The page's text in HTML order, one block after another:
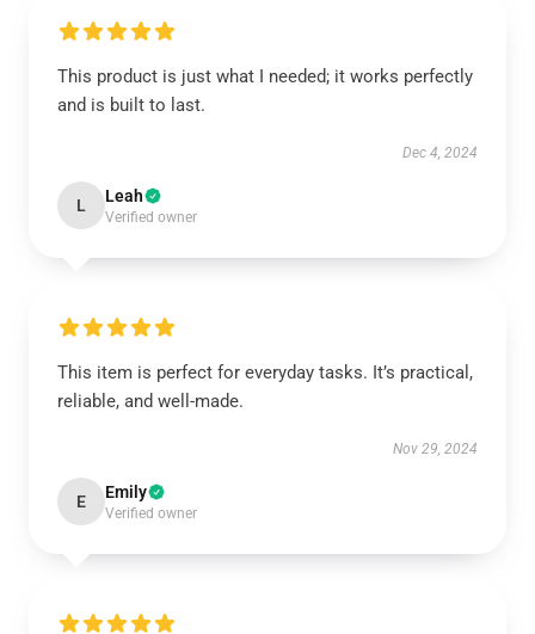
This product is just what I needed; it works perfectly
and is built to last.
Dec 4, 2024
L Leah
Verified owner
This item is perfect for everyday tasks. It’s practical,
reliable, and well-made.
Nov 29, 2024
E Emily
Verified owner